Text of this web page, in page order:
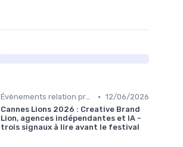
Évènements relation presse • 12/06/2026
Cannes Lions 2026 : Creative Brand
Lion, agences indépendantes et IA -
trois signaux à lire avant le festival